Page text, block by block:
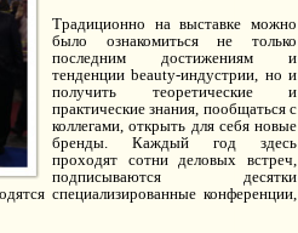
Традиционно на выставке можно
было ознакомиться не только
последним достижениям и
тенденции beauty-индустрии, но и
получить теоретические и
практические знания, пообщаться с
коллегами, открыть для себя новые
бренды. Каждый год здесь
проходят сотни деловых встреч,
подписываются десятки
специализированные конференции,